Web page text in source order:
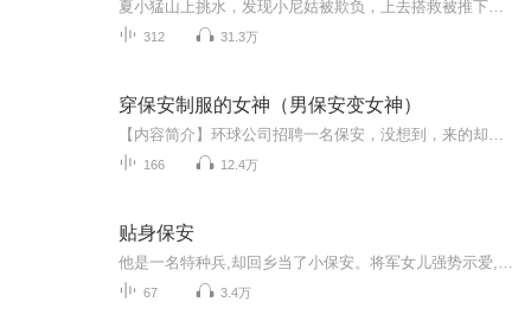
312 31.3万
穿保安制服的女神（男保安变女神）
166 12.4万
贴身保安
67 3.4万